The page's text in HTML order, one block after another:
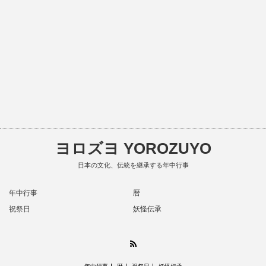
ヨロズヨ YOROZUYO
日本の文化、伝統を継承する年中行事
年中行事
暦
祝祭日
妖怪伝承